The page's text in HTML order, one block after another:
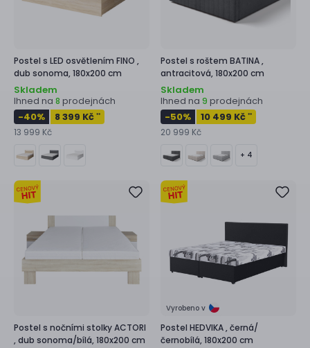
Postel s LED osvětlením FINO ,
dub sonoma, 180x200 cm
Skladem
Ihned na 8 prodejnách
-40% 8 399 Kč **
13 999 Kč
Postel s roštem BATINA ,
antracitová, 180x200 cm
Skladem
Ihned na 9 prodejnách
-50% 10 499 Kč **
20 999 Kč
+ 4
Postel s nočními stolkyACTORI
,dub sonoma/bílá, 180x200 cm
Vyrobeno v
Postel HEDVIKA ,černá/
černobílá, 180x200 cm